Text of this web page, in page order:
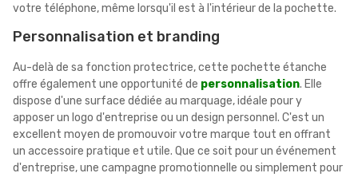
votre téléphone, même lorsqu'il est à l'intérieur de la pochette.
Personnalisation et branding
Au-delà de sa fonction protectrice, cette pochette étanche
offre également une opportunité de personnalisation. Elle
dispose d'une surface dédiée au marquage, idéale pour y
apposer un logo d'entreprise ou un design personnel. C'est un
excellent moyen de promouvoir votre marque tout en offrant
un accessoire pratique et utile. Que ce soit pour un événement
d'entreprise, une campagne promotionnelle ou simplement pour